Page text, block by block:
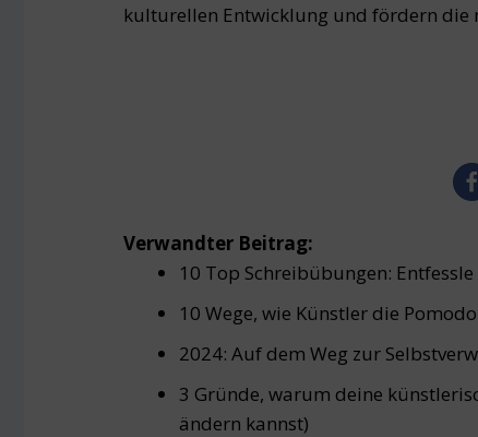
kulturellen Entwicklung und fördern die
Verwandter Beitrag:
10 Top Schreibübungen:
10 Wege, wie Künstler die
2024: Auf dem Weg zur
3 Gründe, warum deine
ändern kannst)